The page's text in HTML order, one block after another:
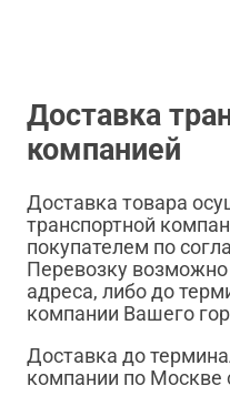
Доставка
компанией
Доставка товара
транспортной
покупателем по
Перевозку
адреса, либо до
компании Вашего
Доставка до
компании по Москве